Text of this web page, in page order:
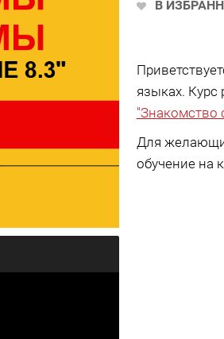
В
языках.
"Знакомство
Для
обучение на